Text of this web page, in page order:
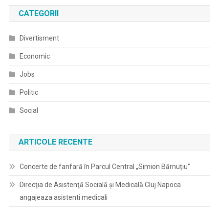
CATEGORII
Divertisment
Economic
Jobs
Politic
Social
ARTICOLE RECENTE
Concerte de fanfară în Parcul Central „Simion Bărnuțiu”
Direcţia de Asistenţă Socială şi Medicală Cluj Napoca
angajeaza asistenti medicali